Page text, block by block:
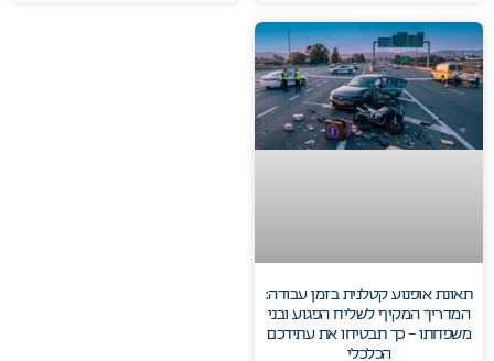
תאונת אופנוע קטלנית בזמן עבודה:
המדריך המקיף לשליח הפגוע ובני
משפחתו – כך תבטיחו את עתידכם
הכלכלי